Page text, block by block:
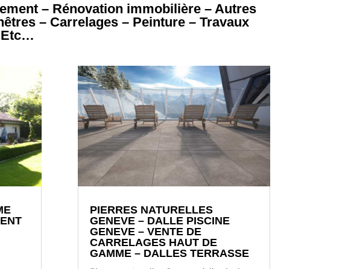
– Rénovation immobilière – Autres
– Carrelages – Peinture – Travaux
Etc…
PIERRES NATURELLES
GENEVE – DALLE PISCINE
GENEVE – VENTE DE
CARRELAGES HAUT DE
GAMME – DALLES TERRASSE